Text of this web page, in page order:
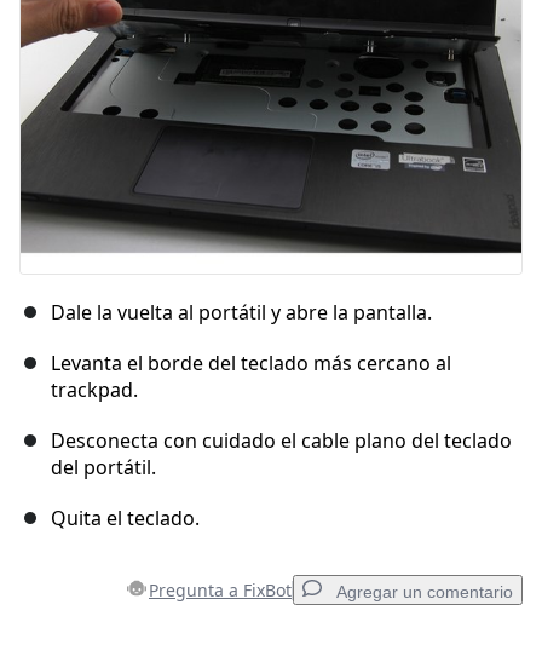
Cancelar Publicar comentario
Dale la vuelta al portátil y abre la pantalla.
Levanta el borde del teclado más cercano al
trackpad.
Desconecta con cuidado el cable plano del teclado
del portátil.
Quita el teclado.
Pregunta a FixBot Agregar un comentario